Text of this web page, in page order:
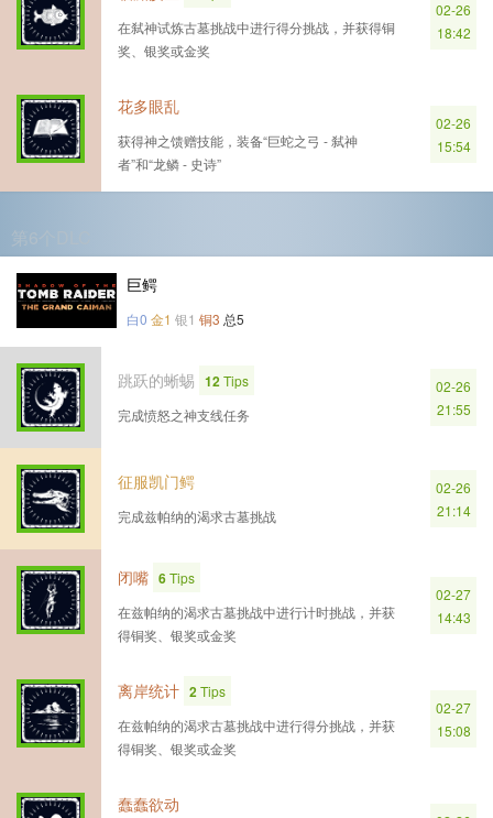
在弑神试炼古墓挑战中进行得分挑战，并获得铜
奖、银奖或金奖
02-26
18:42
花多眼乱
获得神之馈赠技能，装备“巨蛇之弓 - 弑神
者”和“龙鳞 - 史诗”
02-26
15:54
第6个DLC
巨鳄
白0 金1 银1 铜3 总5
跳跃的蜥蜴 12Tips
完成愤怒之神支线任务
02-26
21:55
征服凯门鳄
完成兹帕纳的渴求古墓挑战
02-26
21:14
闭嘴 6Tips
在兹帕纳的渴求古墓挑战中进行计时挑战，并获
得铜奖、银奖或金奖
02-27
14:43
离岸统计 2Tips
在兹帕纳的渴求古墓挑战中进行得分挑战，并获
得铜奖、银奖或金奖
02-27
15:08
蠢蠢欲动